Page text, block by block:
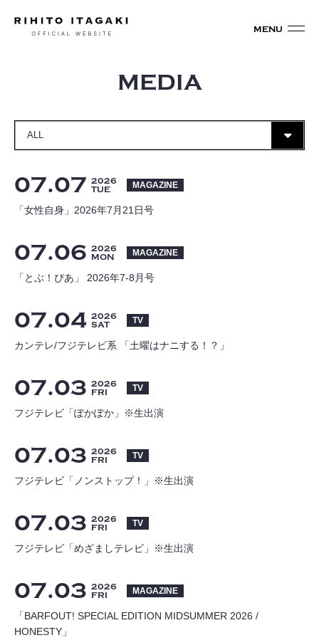
MEDIA
2026
07 07 TUE MAGAZINE
「女性自身」2026年7月21日号
2026
07 06 MON MAGAZINE
「とぶ！ぴあ」 2026年7-8月号
2026
07 04 SAT TV
カンテレ/フジテレビ系 「土曜はナニする！？」
2026
07 03 FRI TV
​フジテレビ「ぽかぽか」※生出演
2026
07 03 FRI TV
​フジテレビ「ノンストップ！」※生出演
2026
07 03 FRI TV
フジテレビ「めざましテレビ」※生出演
2026
07 03 FRI MAGAZINE
「BARFOUT! SPECIAL EDITION MIDSUMMER 2026 /
HONESTY」